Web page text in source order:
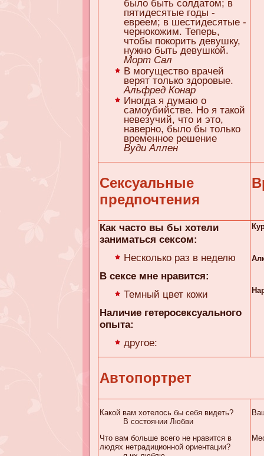
было быть солдатом; в
пятидесятые годы -
евреем; в шестидесятые -
чернокожим. Теперь,
чтобы покорить девушку,
нужно быть девушкой.
Морт Сал
В могущество врачей
верят только здоровые.
Альфред Конар
Иногда я думаю о
самоубийстве. Но я такой
невезучий, что и это,
наверно, было бы только
временное решение
Вуди Аллен
Сексуальные
предпочтения
Как часто вы бы хотели
заниматься сексом:
Несколько раз в неделю
В сексе мне нравится:
Темный цвет кожи
Наличие гетеросексуального
опыта:
другое:
Автопортрет
Какой вам хотелось бы себя видеть?
В состоянии Любви
Что вам больше всего не нравится в
людях нетрадиционной ориентации?